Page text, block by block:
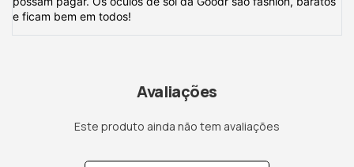
e ficam bem em todos!
Avaliações
Este produto ainda não tem avaliações